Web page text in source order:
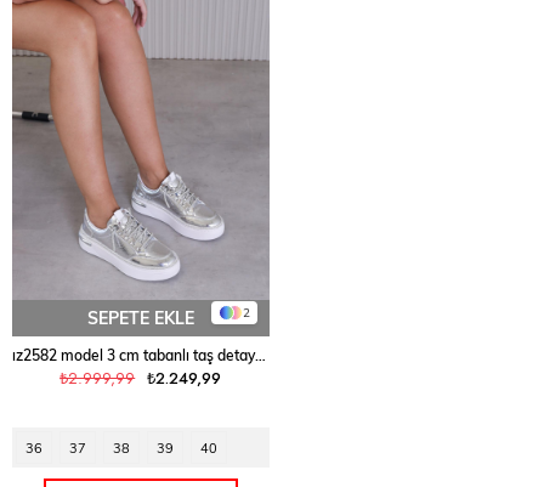
2
SEPETE EKLE
ız2582 model 3 cm tabanlı taş detaylı yeni sezon spor ayakkabı GUMUS
₺2.249,99
₺2.999,99
36 37 38 39 40